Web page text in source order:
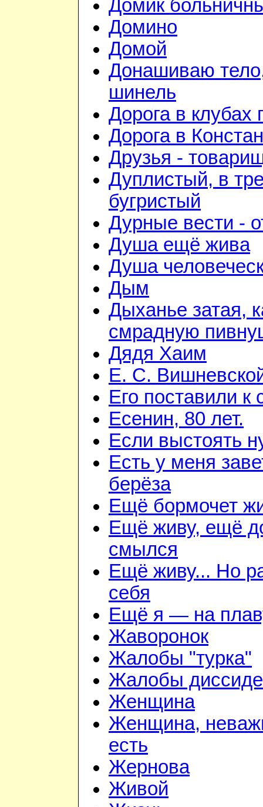
Домик
Домино
Домой
Донашиваю
шинель
Дорога в клубах
Дорога в
Друзья -
Дуплистый, в
бугристый
Дурные вести -
Душа ещё жива
Душа
Дым
Дыханье затая,
смрадную
Дядя Хаим
Е. С.
Его поставили к
Есенин, 80 лет.
Если выстоять
Есть у меня
берёза
Ещё бормочет
Ещё живу, ещё
смылся
Ещё живу... Но
себя
Ещё я — на
Жаворонок
Жалобы "турка"
Жалобы
Женщина
Женщина,
есть
Жернова
Живой